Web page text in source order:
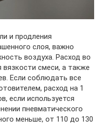
и продления
слоя, важно
воздуха. Расход во
смеси, а также
Если соблюдать все
расход на 1
если используется
пневматического
меньше, от 110 до 130